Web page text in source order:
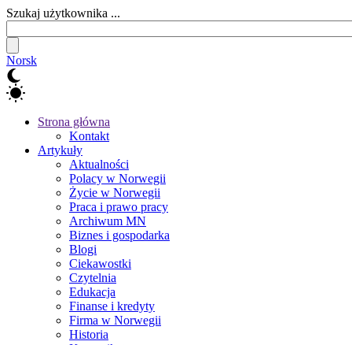
Szukaj użytkownika ...
Norsk
Strona główna
Kontakt
Artykuły
Aktualności
Polacy w Norwegii
Życie w Norwegii
Praca i prawo pracy
Archiwum MN
Biznes i gospodarka
Blogi
Ciekawostki
Czytelnia
Edukacja
Finanse i kredyty
Firma w Norwegii
Historia